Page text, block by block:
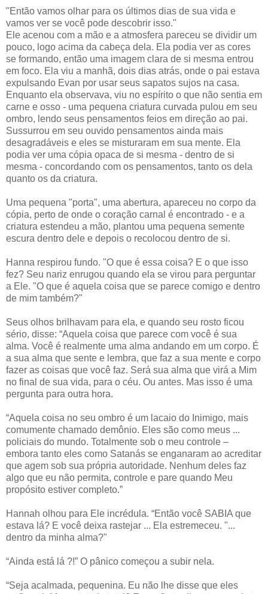
"Então vamos olhar para os últimos dias de sua vida e
vamos ver se você pode descobrir isso."
Ele acenou com a mão e a atmosfera pareceu se dividir um
pouco, logo acima da cabeça dela. Ela podia ver as cores
se formando, então uma imagem clara de si mesma entrou
em foco. Ela viu a manhã, dois dias atrás, onde o pai estava
expulsando Evan por usar seus sapatos sujos na casa.
Enquanto ela observava, viu no espírito o que não sentia em
carne e osso - uma pequena criatura curvada pulou em seu
ombro, lendo seus pensamentos feios em direção ao pai.
Sussurrou em seu ouvido pensamentos ainda mais
desagradáveis e eles se misturaram em sua mente. Ela
podia ver uma cópia opaca de si mesma - dentro de si
mesma - concordando com os pensamentos, tanto os dela
quanto os da criatura.
Uma pequena "porta", uma abertura, apareceu no corpo da
cópia, perto de onde o coração carnal é encontrado - e a
criatura estendeu a mão, plantou uma pequena semente
escura dentro dele e depois o recolocou dentro de si.
Hanna respirou fundo. "O que é essa coisa? E o que isso
fez? Seu nariz enrugou quando ela se virou para perguntar
a Ele. "O que é aquela coisa que se parece comigo e dentro
de mim também?"
Seus olhos brilhavam para ela, e quando seu rosto ficou
sério, disse: “Aquela coisa que parece com você é sua
alma. Você é realmente uma alma andando em um corpo. É
a sua alma que sente e lembra, que faz a sua mente e corpo
fazer as coisas que você faz. Será sua alma que virá a Mim
no final de sua vida, para o céu. Ou antes. Mas isso é uma
pergunta para outra hora.
“Aquela coisa no seu ombro é um lacaio do Inimigo, mais
comumente chamado demônio. Eles são como meus ...
policiais do mundo. Totalmente sob o meu controle –
embora tanto eles como Satanás se enganaram ao acreditar
que agem sob sua própria autoridade. Nenhum deles faz
algo que eu não permita, controle e pare quando Meu
propósito estiver completo.”
Hannah olhou para Ele incrédula. “Então você SABIA que
estava lá? E você deixa rastejar ... Ela estremeceu. "...
dentro da minha alma?"
“Ainda está lá ?!” O pânico começou a subir nela.
“Seja acalmada, pequenina. Eu não lhe disse que eles